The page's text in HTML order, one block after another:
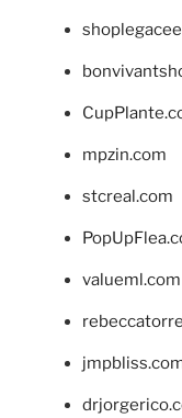
mpzin.com
stcreal.com
valueml.com